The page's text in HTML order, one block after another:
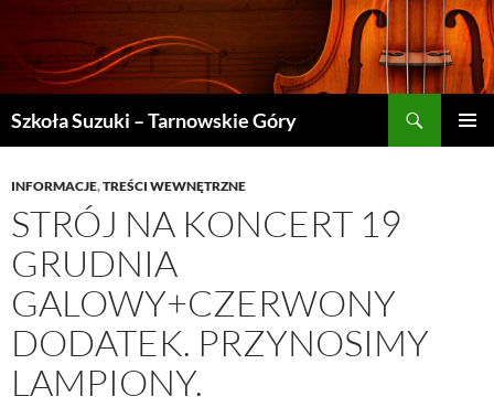
Szkoła Suzuki – Tarnowskie Góry
TREŚCI
INFORMACJE,TREŚCI WEWNĘTRZNE
STRÓJ NA KONCERT 19
GRUDNIA
GALOWY+CZERWONY
DODATEK. PRZYNOSIMY
LAMPIONY.